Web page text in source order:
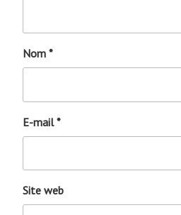
Nom *
E-mail*
Site web